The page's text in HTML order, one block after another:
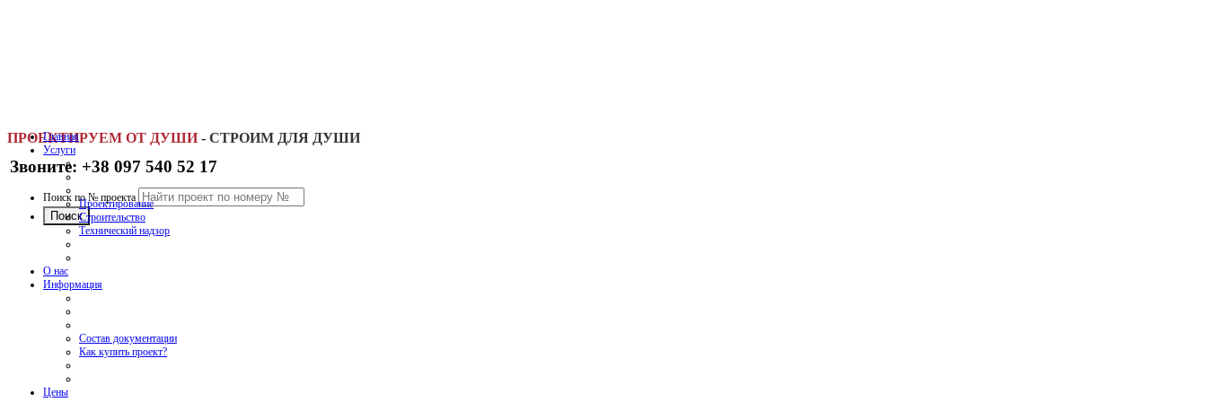
ПРОЕКТИРУЕМ ОТ ДУШИ - СТРОИМ ДЛЯ ДУШИ
Звоните: +38 097 540 52 17
Поиск по № проекта
Главная
Услуги
Проектирование
Строительство
Технический надзор
О нас
Информация
Состав документации
Как купить проект?
Цены